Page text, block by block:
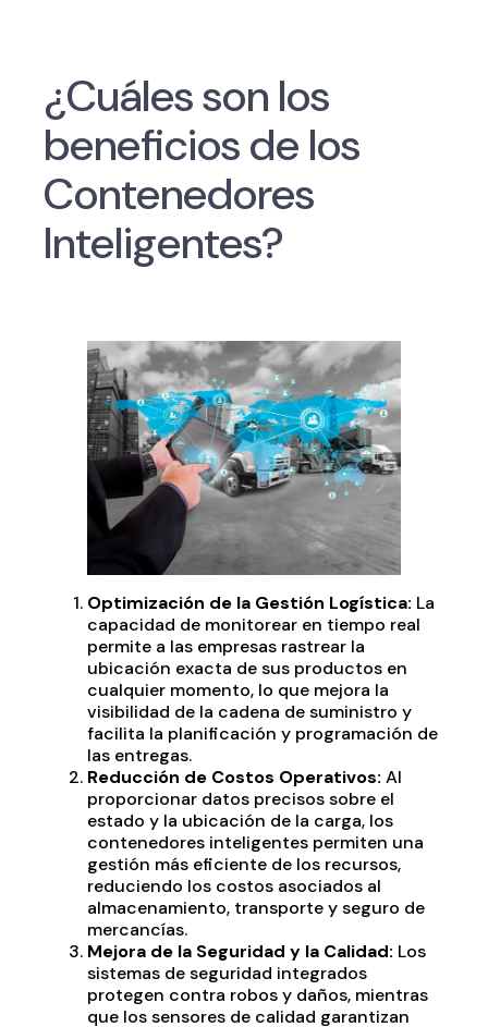
¿Cuáles son los
beneficios de los
Contenedores
Inteligentes?
Optimización de la Gestión Logística: La
capacidad de monitorear en tiempo real
permite a las empresas rastrear la
ubicación exacta de sus productos en
cualquier momento, lo que mejora la
visibilidad de la cadena de suministro y
facilita la planificación y programación de
las entregas.
Reducción de Costos Operativos: Al
proporcionar datos precisos sobre el
estado y la ubicación de la carga, los
contenedores inteligentes permiten una
gestión más eficiente de los recursos,
reduciendo los costos asociados al
almacenamiento, transporte y seguro de
mercancías.
Mejora de la Seguridad y la Calidad: Los
sistemas de seguridad integrados
protegen contra robos y daños, mientras
que los sensores de calidad garantizan